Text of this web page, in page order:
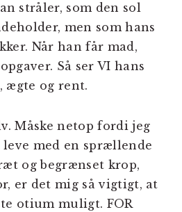
stråler, som den sol
men som hans
Når han får mad,
Så ser VI hans
ægte og rent.
Måske netop fordi jeg
med en sprællende
og begrænset krop,
er det mig så vigtigt, at
otium muligt. FOR